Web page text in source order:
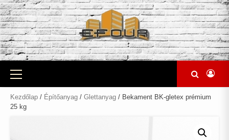
Skip
to
content
Primary
Menu
Kezdőlap / Építőanyag / Glettanyag / Bekament BK-gletex prémium
25 kg